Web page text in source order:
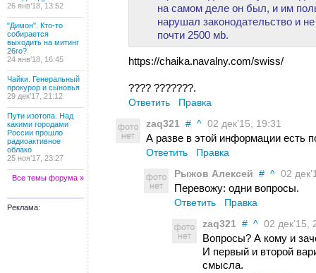
26 янв’18, 13:52
"Димон". Кто-то
собирается
выходить на митинг
26го?
24 янв’18, 16:45
Чайки. Генеральный
прокурор и сыновья
29 дек’17, 21:12
Пути изотопа. Над
какими городами
России прошло
радиоактивное
облако
25 ноя’17, 23:27
Все темы форума »
Реклама:
на самом деле он был, и им
нарушал законодательство и
почти 2500 мb.
https://chaika.navalny.com/swiss/
???? ???????.
Ответить
Правка
zaq321 # ^ 02 дек’15, 19:31
А разве в этой информации есть
Ответить
Правка
Рыжов Алексей # ^ 02
Перевожу: одни вопросы.
Ответить
Правка
zaq321 # ^ 02 дек’15,
Вопросы? А кому и
И первый и второй
смысла.